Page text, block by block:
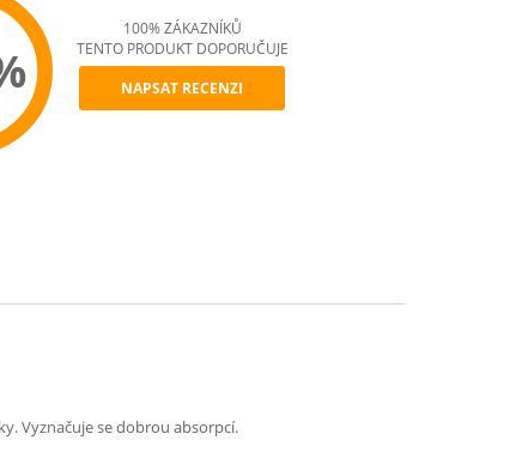
100% ZÁKAZNÍKŮ
TENTO PRODUKT DOPORUČUJE
NAPSAT RECENZI
Vyznačuje se dobrou absorpcí.